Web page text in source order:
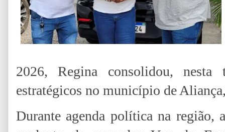
2026, Regina consolidou, nesta
estratégicos no município de
Durante agenda política na região,